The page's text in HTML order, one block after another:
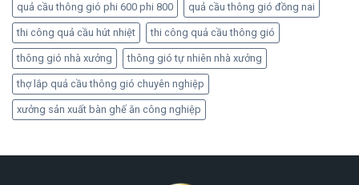
quả cầu thông gió phi 600 phi 800 quả cầu thông gió đồng nai
thi công quả cầu hút nhiệt thi công quả cầu thông gió
thông gió nhà xưởng thông gió tự nhiên nhà xưởng
thợ lắp quả cầu thông gió chuyên nghiệp
xưởng sản xuất bàn ghế ăn công nghiệp